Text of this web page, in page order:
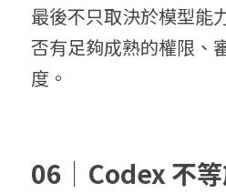
最後不只取決於模型能
否有足夠成熟的權限、
度。
06｜Codex 不